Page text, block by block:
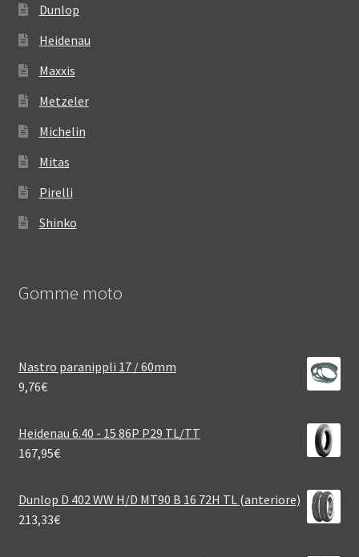
Dunlop
Heidenau
Maxxis
Metzeler
Michelin
Mitas
Pirelli
Shinko
Gomme moto
Nastro paranippli 17 / 60mm
9,76€
Heidenau 6.40 - 15 86P P29 TL/TT
167,95€
Dunlop D 402 WW H/D MT90 B 16 72H TL (anteriore)
213,33€